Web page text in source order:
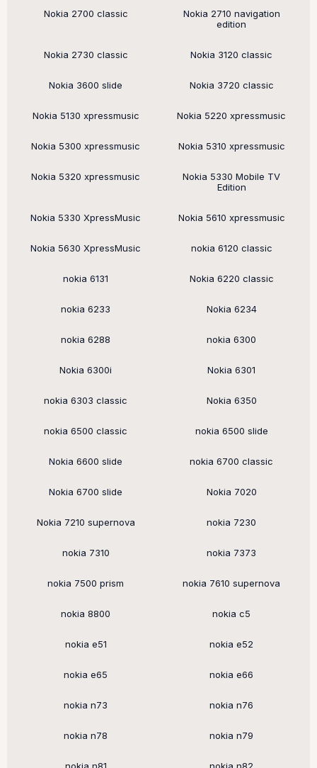
Поддерживаемые модели
Nokia 2700 classic
Nokia 2710 navigation
edition
Nokia 2730 classic Nokia 3120 classic
Nokia 3600 slide Nokia 3720 classic
Nokia 5130 xpressmusic Nokia 5220 xpressmusic
Nokia 5300 xpressmusic Nokia 5310 xpressmusic
Nokia 5320 xpressmusic
Nokia 5330 Mobile TV
Edition
Nokia 5330 XpressMusic Nokia 5610 xpressmusic
Nokia 5630 XpressMusic nokia 6120 classic
nokia 6131 Nokia 6220 classic
nokia 6233 Nokia 6234
nokia 6288 nokia 6300
Nokia 6300i Nokia 6301
nokia 6303 classic Nokia 6350
nokia 6500 classic nokia 6500 slide
Nokia 6600 slide nokia 6700 classic
Nokia 6700 slide Nokia 7020
Nokia 7210 supernova nokia 7230
nokia 7310 nokia 7373
nokia 7500 prism nokia 7610 supernova
nokia 8800 nokia c5
nokia e51 nokia e52
nokia e65 nokia e66
nokia n73 nokia n76
nokia n78 nokia n79